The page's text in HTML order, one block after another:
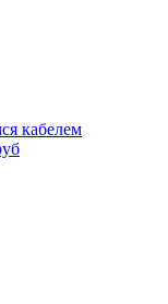
кабелем